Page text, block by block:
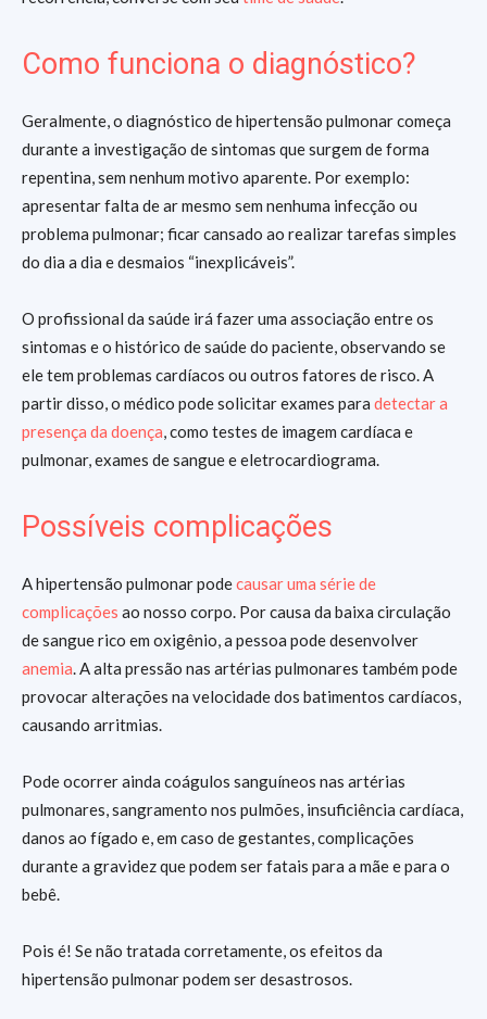
Como funciona o diagnóstico?
Geralmente, o diagnóstico de hipertensão pulmonar começa
durante a investigação de sintomas que surgem de forma
repentina, sem nenhum motivo aparente. Por exemplo:
apresentar falta de ar mesmo sem nenhuma infecção ou
problema pulmonar; ficar cansado ao realizar tarefas simples
do dia a dia e desmaios “inexplicáveis”.
O profissional da saúde irá fazer uma associação entre os
sintomas e o histórico de saúde do paciente, observando se
ele tem problemas cardíacos ou outros fatores de risco. A
partir disso, o médico pode solicitar exames para detectar a
presença da doença, como testes de imagem cardíaca e
pulmonar, exames de sangue e eletrocardiograma.
Possíveis complicações
A hipertensão pulmonar podecausar uma série de
complicações ao nosso corpo. Por causa da baixa circulação
de sangue rico em oxigênio, a pessoa pode desenvolver
anemia. A alta pressão nas artérias pulmonares também pode
provocar alterações na velocidade dos batimentos cardíacos,
causando arritmias.
Pode ocorrer ainda coágulos sanguíneos nas artérias
pulmonares, sangramento nos pulmões, insuficiência cardíaca,
danos ao fígado e, em caso de gestantes, complicações
durante a gravidez que podem ser fatais para a mãe e para o
bebê.
Pois é! Se não tratada corretamente, os efeitos da
hipertensão pulmonar podem ser desastrosos.